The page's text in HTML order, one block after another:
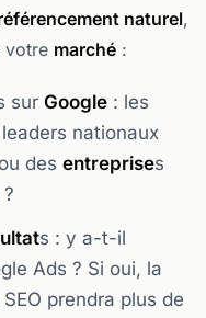
naturel,
votre marché :
sur Google : les
nationaux
des entreprises
s : y a-t-il
Ads ? Si oui, la
prendra plus de